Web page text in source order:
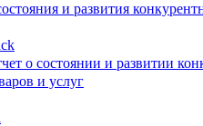
и развития
о состоянии и развитии
и услуг